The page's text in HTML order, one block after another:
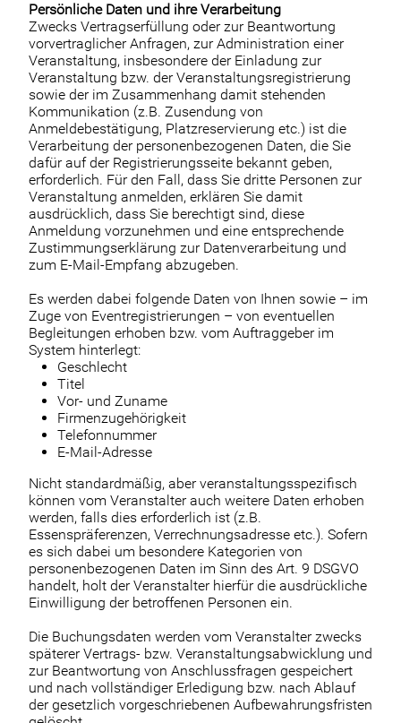
Persönliche Daten und ihre Verarbeitung
Zwecks Vertragserfüllung oder zur Beantwortung
vorvertraglicher Anfragen, zur Administration einer
Veranstaltung, insbesondere der Einladung zur
Veranstaltung bzw. der Veranstaltungsregistrierung
sowie der im Zusammenhang damit stehenden
Kommunikation (z.B. Zusendung von
Anmeldebestätigung, Platzreservierung etc.) ist die
Verarbeitung der personenbezogenen Daten, die Sie
dafür auf der Registrierungsseite bekannt geben,
erforderlich. Für den Fall, dass Sie dritte Personen zur
Veranstaltung anmelden, erklären Sie damit
ausdrücklich, dass Sie berechtigt sind, diese
Anmeldung vorzunehmen und eine entsprechende
Zustimmungserklärung zur Datenverarbeitung und
zum E-Mail-Empfang abzugeben.
Es werden dabei folgende Daten von Ihnen sowie – im
Zuge von Eventregistrierungen – von eventuellen
Begleitungen erhoben bzw. vom Auftraggeber im
System hinterlegt:
Geschlecht
Titel
Vor- und Zuname
Firmenzugehörigkeit
Telefonnummer
E-Mail-Adresse
Nicht standardmäßig, aber veranstaltungsspezifisch
können vom Veranstalter auch weitere Daten erhoben
werden, falls dies erforderlich ist (z.B.
Essenspräferenzen, Verrechnungsadresse etc.). Sofern
es sich dabei um besondere Kategorien von
personenbezogenen Daten im Sinn des Art. 9 DSGVO
handelt, holt der Veranstalter hierfür die ausdrückliche
Einwilligung der betroffenen Personen ein.
Die Buchungsdaten werden vom Veranstalter zwecks
späterer Vertrags- bzw. Veranstaltungsabwicklung und
zur Beantwortung von Anschlussfragen gespeichert
und nach vollständiger Erledigung bzw. nach Ablauf
der gesetzlich vorgeschriebenen Aufbewahrungsfristen